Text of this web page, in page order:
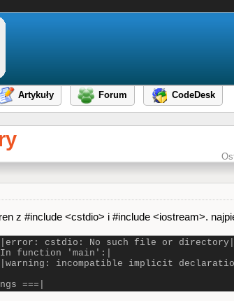
Artykuły Forum
CodeDesk
z #include <cstdio> i #include <iostream>.
cstdio: No such file or directory|
function 'main':|
incompatible implicit
===|